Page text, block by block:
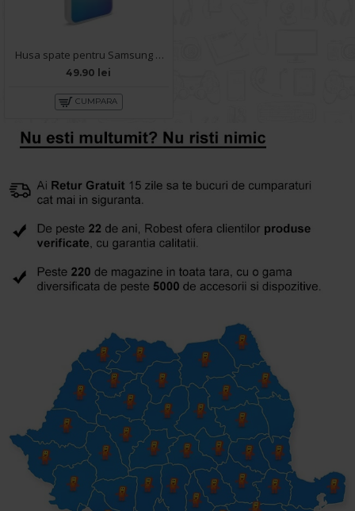
Husa spate pentru Samsung Galaxy A14- IGLOO Case Multicolor
49.90 lei
CUMPARA